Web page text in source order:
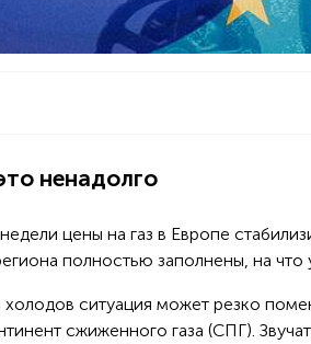
ненадолго
полностью заполнены, на что
ситуация может резко
сжиженного газа (СПГ).